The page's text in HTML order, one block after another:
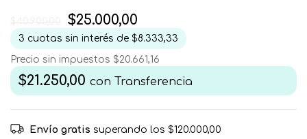
$25.000,00
3 cuotas sin interés de $8.333,33
Precio sin impuestos $20.661,16
$21.250,00 con Transferencia
Envío gratis superando los $120.000,00